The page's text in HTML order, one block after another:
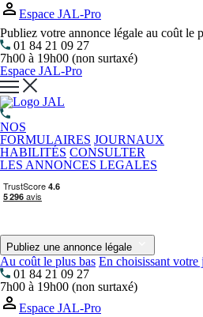
Espace JAL-Pro
Publiez votre annonce légale au coût le
01 84 21 09 27
7h00 à 19h00 (non surtaxé)
Espace JAL-Pro
NOS
FORMULAIRES JOURNAUX
HABILITÉS CONSULTER
LES ANNONCES LEGALES
Publiez une annonce légale
Au coût le plus bas En choisissant votre
01 84 21 09 27
7h00 à 19h00 (non surtaxé)
Espace JAL-Pro